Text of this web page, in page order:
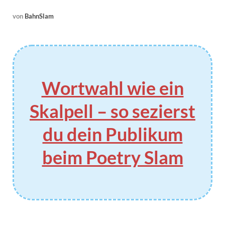
von BahnSlam
Wortwahl wie ein
Skalpell – so sezierst
du dein Publikum
beim Poetry Slam